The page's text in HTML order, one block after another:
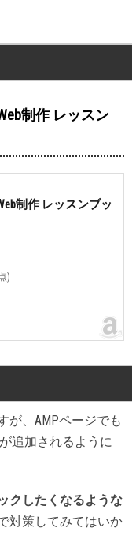
制作 レッスン
制作 レッスンブッ
)
が、AMPページでも
追加されるように
クしたくなるような
対策してみてはいか